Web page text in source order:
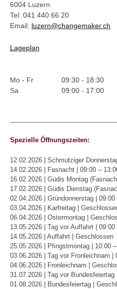
6004 Luzern
Tel: 041 440 66 20
Email: luzern@changemaker.ch
Lageplan
Mo - Fr
09:30 - 18:30
Sa
09:00 - 17:00
Spezielle Öffnungszeiten:
12.02.2026 | Schmutziger
14.02.2026 | Fasnacht | 09:00 –
16.02.2026 | Güdis Montag
17.02.2026 | Güdis Dienstag
02.04.2026 | Gründonnerstag |
03.04.2026 | Karfreitag |
06.04.2026 | Ostermontag |
13.05.2026 | Tag vor Auffahrt |
14.05.2026 | Auffahrt | Geschlossen
25.05.2026 | Pfingstmontag | 10:00
03.06.2026 | Tag vor Fronleichnam |
04.06.2026 | Fronleichnam |
31.07.2026 | Tag vor
01.08.2026 | Bundesfeiertag |